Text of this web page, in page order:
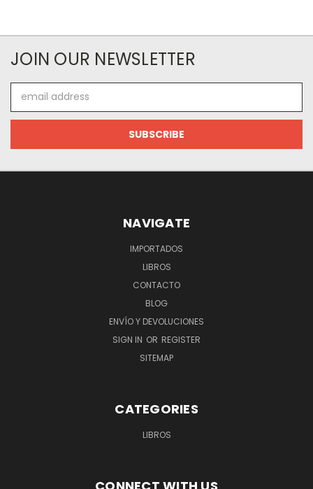
JOIN OUR NEWSLETTER
Address
NAVIGATE
IMPORTADOS
LIBROS
CONTACTO
BLOG
ENVÍO Y DEVOLUCIONES
SIGN IN OR REGISTER
SITEMAP
CATEGORIES
LIBROS